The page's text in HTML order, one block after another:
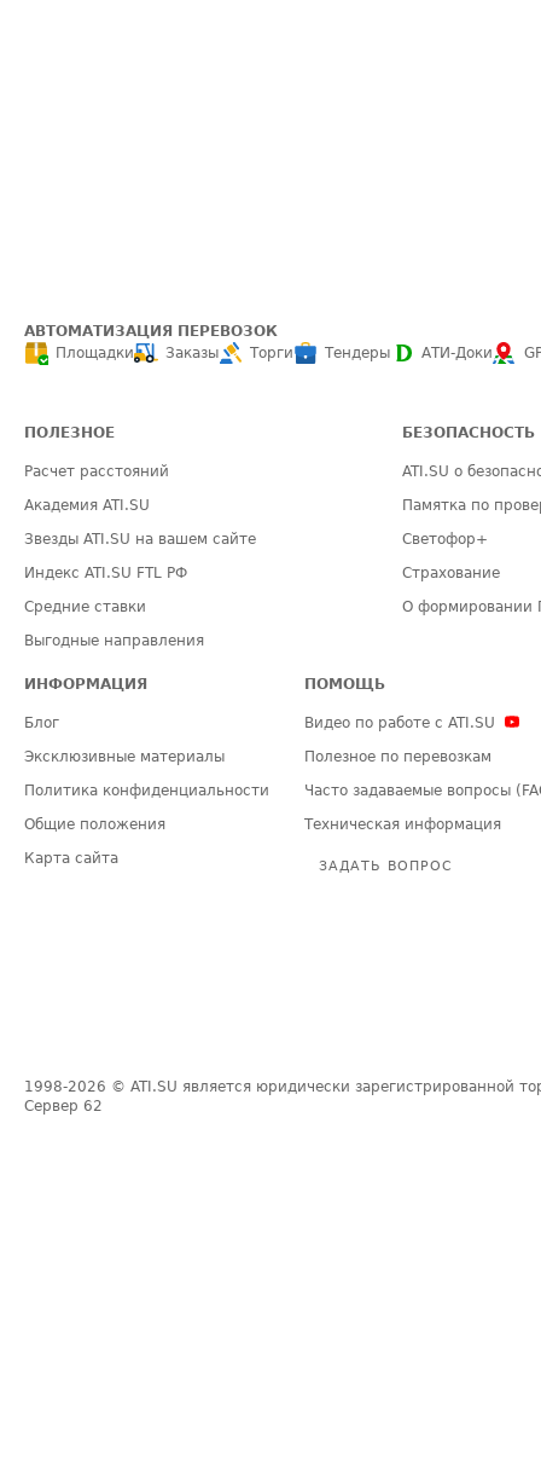
АВТОМАТИЗАЦИЯ ПЕРЕВОЗОК
Площадки
Заказы Торги Тендеры АТИ-Доки
ПОЛЕЗНОЕ
Расчет расстояний
Академия ATI.SU
Звезды ATI.SU на вашем сайте
Индекс ATI.SU FTL РФ
Средние ставки
Выгодные направления
БЕЗОПАСНОСТЬ
ATI.SU о
Памятка по
Светофор+
Страхование
О формировании
ИНФОРМАЦИЯ
Блог
Эксклюзивные материалы
Политика конфиденциальности
Общие положения
Карта сайта
ПОМОЩЬ
Видео по работе с ATI.SU
Полезное по перевозкам
Часто задаваемые вопросы
Техническая информация
ЗАДАТЬ ВОПРОС
1998-2026 © ATI.SU является юридически зарегистрированной
Сервер 62